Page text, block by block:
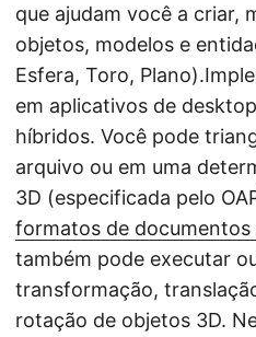
que ajudam você a criar,
objetos, modelos e
Esfera, Toro,
em aplicativos de
híbridos. Você pode
arquivo ou em uma
3D (especificada pelo
formatos de
também pode executar
transformação,
rotação de objetos 3D.